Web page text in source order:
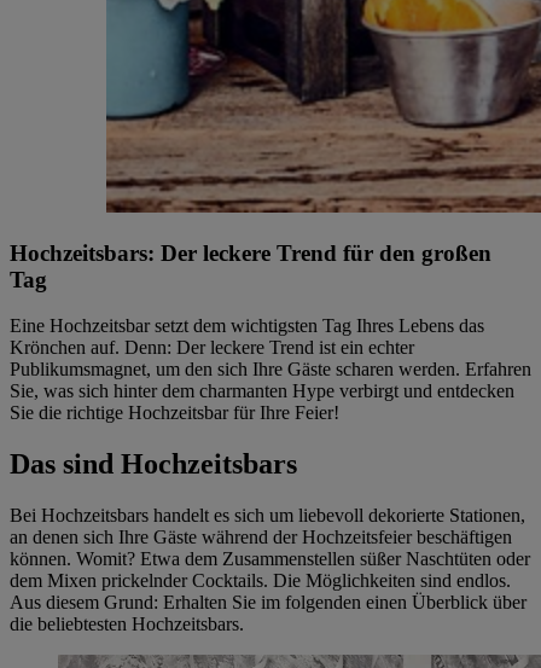
Hochzeitsbars: Der leckere Trend für den großen
Tag
Eine Hochzeitsbar setzt dem wichtigsten Tag Ihres Lebens das
Krönchen auf. Denn: Der leckere Trend ist ein echter
Publikumsmagnet, um den sich Ihre Gäste scharen werden. Erfahren
Sie, was sich hinter dem charmanten Hype verbirgt und entdecken
Sie die richtige Hochzeitsbar für Ihre Feier!
Das sind Hochzeitsbars
Bei Hochzeitsbars handelt es sich um liebevoll dekorierte Stationen,
an denen sich Ihre Gäste während der Hochzeitsfeier beschäftigen
können. Womit? Etwa dem Zusammenstellen süßer Naschtüten oder
dem Mixen prickelnder Cocktails. Die Möglichkeiten sind endlos.
Aus diesem Grund: Erhalten Sie im folgenden einen Überblick über
die beliebtesten Hochzeitsbars.